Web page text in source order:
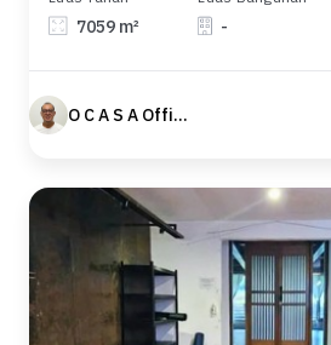
7059 m² -
O C A S A Official property perfected